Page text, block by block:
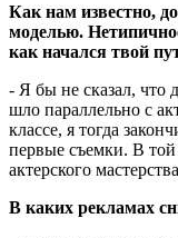
Как нам известно,
моделью.
как начался твой
- Я бы не сказал, что
шло параллельно с
классе, я тогда
первые съемки. В
актерского
В каких рекламах